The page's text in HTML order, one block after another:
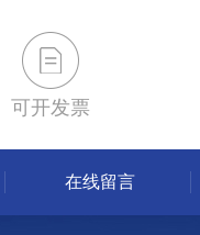
可开发票
在线留言